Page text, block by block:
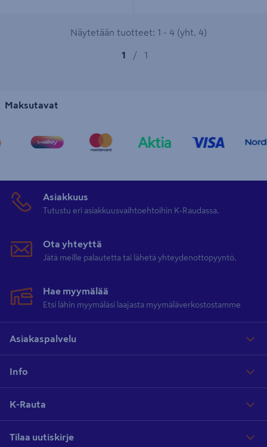
Näytetään tuotteet: 1 - 4 (yht. 4)
1 / 1
Maksutavat
Asiakkuus
Tutustu eri asiakkuusvaihtoehtoihin K-Raudassa.
Ota yhteyttä
Jätä meille palautetta tai lähetä yhteydenottopyyntö.
Hae myymälää
Etsi lähin myymäläsi laajasta myymäläverkostostamme
Asiakaspalvelu
Info
K-Rauta
Tilaa uutiskirje